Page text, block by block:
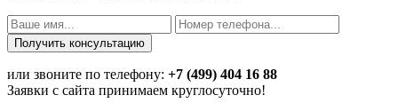
или звоните по телефону: +7 (499) 404 16 88
Заявки с сайта принимаем круглосуточно!